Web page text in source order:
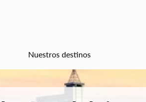
Nuestros destinos